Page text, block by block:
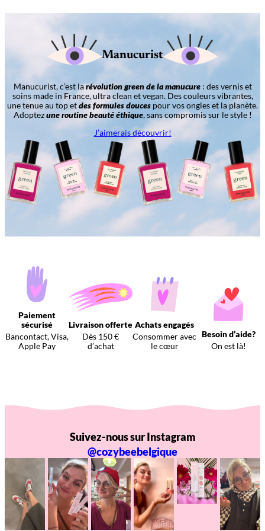
Manucurist
Manucurist, c’est larévolution green de la manucure: des vernis et
soins made in France, ultra clean et vegan. Des couleurs vibrantes,
une tenue au top etdes formules douces pour vos ongles et la planète.
Adoptezune routine beauté éthique, sans compromis sur le style !
J’aimerais découvrir!
Paiement
sécurisé
Bancontact, Visa,
Apple Pay
Livraison offerte
Dès 150 €
d’achat
Achats engagés
Consommer avec
le cœur
Besoin d’aide?
On est là!
Suivez-nous sur Instagram
@cozybeebelgique